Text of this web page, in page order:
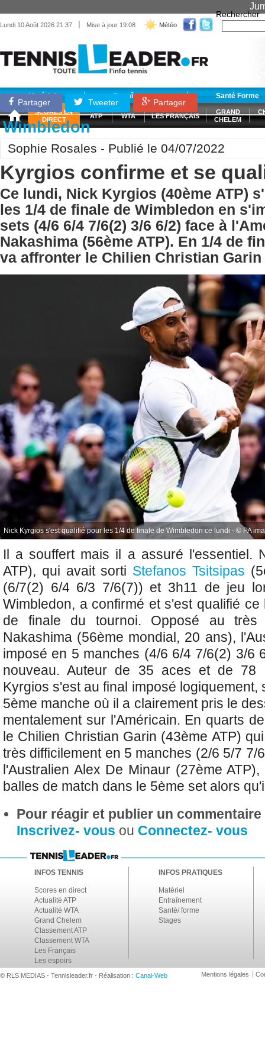
Lundi 10 Août 2026 21:37 | Mise à jour 19:08 Météo
Rechercher
Matériel Entraînement Santé Forme
SCORES EN
DIRECT
ATP WTA LES FRANÇAIS
GRAND
CHELEM
Partager Tweeter Partager
Wimbledon
Sophie Rosales - Publié le 04/07/2022
Kyrgios confirme et se
Ce lundi, Nick Kyrgios (40ème ATP)
les 1/4 de finale de Wimbledon en
sets (4/6 6/4 7/6(2) 3/6 6/2) face à
Nakashima (56ème ATP). En 1/4 de
va affronter le Chilien Christian Garin
Nick Kyrgios s'est qualifié pour les 1/4 de finale de Wimbledon ce lundi - © PA
Il a souffert mais il a assuré l'essentiel.
ATP), qui avait sorti Stefanos Tsitsipas
(6/7(2) 6/4 6/3 7/6(7)) et 3h11 de jeu
Wimbledon, a confirmé et s'est qualifié
de finale du tournoi. Opposé au très
Nakashima (56ème mondial, 20 ans),
imposé en 5 manches (4/6 6/4 7/6(2) 3/6
nouveau. Auteur de 35 aces et de 78
Kyrgios s'est au final imposé logiquement,
5ème manche où il a clairement pris le
mentalement sur l'Américain. En quarts
le Chilien Christian Garin (43ème ATP)
très difficilement en 5 manches (2/6 5/7 7/
l'Australien Alex De Minaur (27ème
balles de match dans le 5ème set alors
Pour réagir et publier un
Inscrivez- vous ou Connectez- vous
INFOS TENNIS
Scores en direct
Actualité ATP
Actualité WTA
Grand Chelem
Classement ATP
Classement WTA
Les Français
Les espoirs
INFOS PRATIQUES
Matériel
Entraînement
Santé/ forme
Stages
© RLS MEDIAS - Tennisleader.fr - Réalisation : Canal-Web Mentions légales